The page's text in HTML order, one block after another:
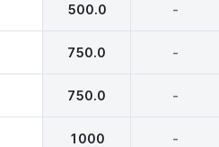
500.0 -
750.0 -
750.0 -
1000 -